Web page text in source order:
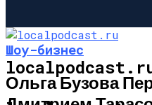
ШОУ-БИЗНЕС
Шоу-бизнес
Ольга Бузова